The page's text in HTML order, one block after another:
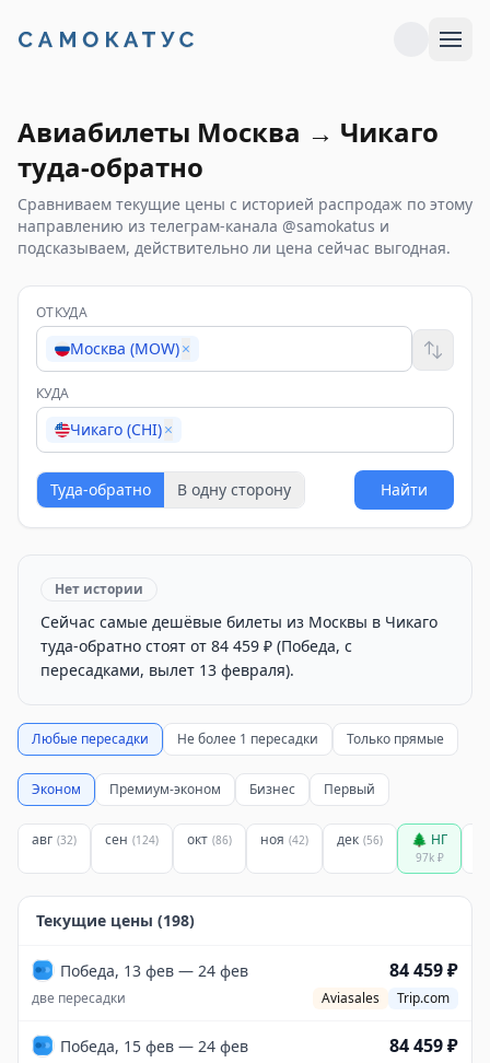
Авиабилеты Москва → Чикаго
туда-обратно
Сравниваем текущие цены с историей распродаж по этому
направлению из телеграм-канала @samokatus и
подсказываем, действительно ли цена сейчас выгодная.
ОТКУДА
Москва (MOW)×
КУДА
Чикаго (CHI)×
Туда-обратно В одну сторону Найти
Нет истории
Сейчас самые дешёвые билеты из Москвы в Чикаго
туда-обратно стоят от 84 459 ₽ (Победа, с
пересадками, вылет 13 февраля).
Любые пересадки Не более 1 пересадки Только прямые
Эконом Премиум-эконом Бизнес Первый
авг (32) сен (124) окт (86) ноя (42) дек (56) 🌲 НГ
97k₽
Текущие цены (198)
Победа, 13 фев — 24 фев 84 459 ₽
две пересадки Aviasales Trip.com
Победа, 15 фев — 24 фев 84 459 ₽